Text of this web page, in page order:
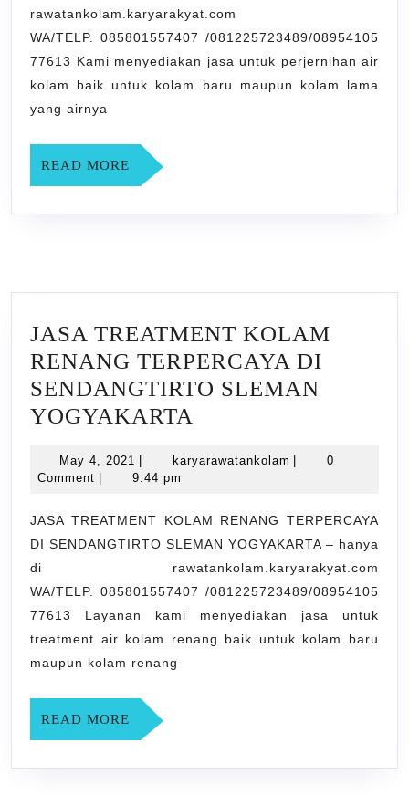
JOGOTIRTO
SLEMAN
YOGYAKARTA
rawatankolam.karyarakyat.com
WA/TELP. 085801557407 /081225723489/08954105
77613 Kami menyediakan jasa untuk perjernihan air
kolam baik untuk kolam baru maupun kolam lama
yang airnya
READ MORE READ
MORE
JASA TREATMENT KOLAM
RENANG TERPERCAYA DI
SENDANGTIRTO SLEMAN
YOGYAKARTA
KOLAM
TERPERCAYA
DI
SENDANGTIRTO
SLEMAN
YOGYAKARTA
May 4, 2021 May
4,
karyarawatankolam karyarawatankolam
0
Comment
9:44 pm
JASA TREATMENT KOLAM RENANG TERPERCAYA
DI SENDANGTIRTO SLEMAN YOGYAKARTA – hanya
di rawatankolam.karyarakyat.com
WA/TELP. 085801557407 /081225723489/08954105
77613 Layanan kami menyediakan jasa untuk
treatment air kolam renang baik untuk kolam baru
maupun kolam renang
READ MORE READ
MORE